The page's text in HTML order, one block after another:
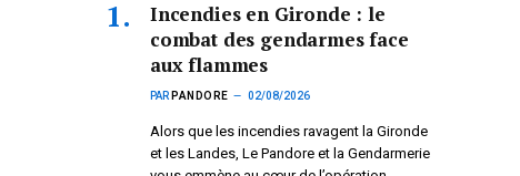
Incendies en Gironde : le
combat des gendarmes face
aux flammes
PAR PANDORE 02/08/2026
Alors que les incendies ravagent la Gironde
et les Landes, Le Pandore et la Gendarmerie